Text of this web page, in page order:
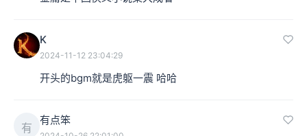
K
2024-11-12 23:04:29
开头的bgm就是虎躯一震 哈哈
有
有点笨